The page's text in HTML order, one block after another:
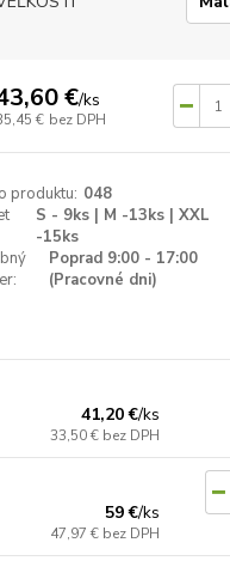
€/ks
€ bez DPH
produktu: 048
S - 9ks | M -13ks | XXL
-15ks
Poprad 9:00 - 17:00
(Pracovné dni)
41,20 €/ks
33,50 € bez DPH
59 €/ks
47,97 € bez DPH